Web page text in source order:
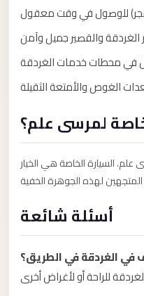
للوصول في وقت معقول
الغردقة والقصير جميل وآمن
في محطات خدمات الغردقة
الغوص والأمتعة الثقيلة
لمرسى علم؟
السيارة الخاصة هي الخيار
أسئلة شائعة
الغردقة في الطريق؟
Service
from
Cairo
Airport
Transfer
from
Cairo
Alexandria
Transfer
Cairo
Airport